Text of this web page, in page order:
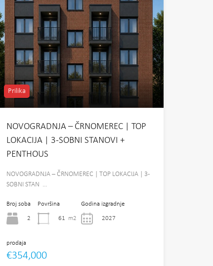
Prilika
NOVOGRADNJA – ČRNOMEREC | TOP
LOKACIJA | 3-SOBNI STANOVI +
PENTHOUS
NOVOGRADNJA – ČRNOMEREC | TOP LOKACIJA | 3-
SOBNI STAN …
Broj soba
2
Površina
61 m2
Godina izgradnje
2027
prodaja
€354,000